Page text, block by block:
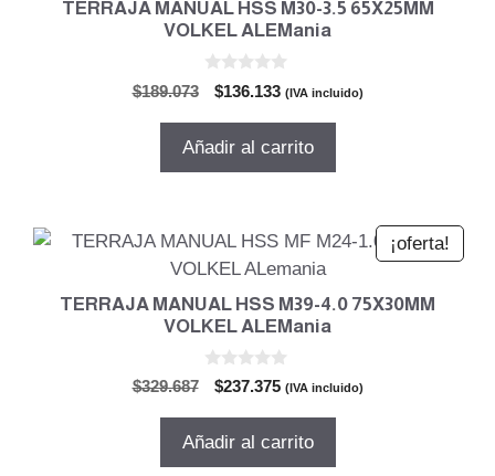
TERRAJA MANUAL HSS M30-3.5 65X25MM
VOLKEL ALEMania
$189.073
El
original
$136.133El
actual
(IVA incluido)
Añadir al carrito
¡oferta!
TERRAJA MANUAL HSS M39-4.0 75X30MM
VOLKEL ALEMania
$329.687
El
original
$237.375El
actual
(IVA incluido)
Añadir al carrito